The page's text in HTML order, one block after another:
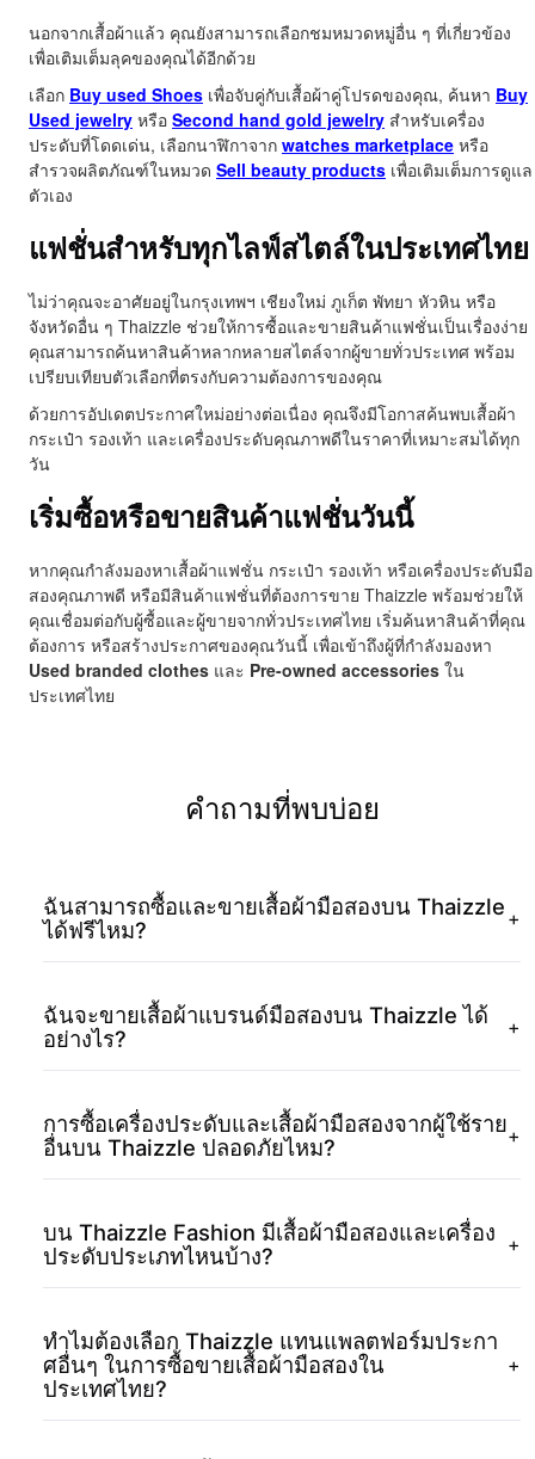
นอกจากเสื้อผ้าแล้ว คุณยังสามารถเลือกชมหมวดหมู่อื่น ๆ ที่เกี่ยวข้อง
เพื่อเติมเต็มลุคของคุณได้อีกด้วย
เลือก Buy used Shoes เพื่อจับคู่กับเสื้อผ้าคู่โปรดของคุณ, ค้นหา Buy
Used jewelry หรือ Second hand gold jewelry สำหรับเครื่อง
ประดับที่โดดเด่น, เลือกนาฬิกาจาก watches marketplace หรือ
สำรวจผลิตภัณฑ์ในหมวด Sell beauty products เพื่อเติมเต็มการดูแล
ตัวเอง
แฟชั่นสำหรับทุกไลฟ์สไตล์ในประเทศไทย
ไม่ว่าคุณจะอาศัยอยู่ในกรุงเทพฯ เชียงใหม่ ภูเก็ต พัทยา หัวหิน หรือ
จังหวัดอื่น ๆ Thaizzle ช่วยให้การซื้อและขายสินค้าแฟชั่นเป็นเรื่องง่าย
คุณสามารถค้นหาสินค้าหลากหลายสไตล์จากผู้ขายทั่วประเทศ พร้อม
เปรียบเทียบตัวเลือกที่ตรงกับความต้องการของคุณ
ด้วยการอัปเดตประกาศใหม่อย่างต่อเนื่อง คุณจึงมีโอกาสค้นพบเสื้อผ้า
กระเป๋า รองเท้า และเครื่องประดับคุณภาพดีในราคาที่เหมาะสมได้ทุก
วัน
เริ่มซื้อหรือขายสินค้าแฟชั่นวันนี้
หากคุณกำลังมองหาเสื้อผ้าแฟชั่น กระเป๋า รองเท้า หรือเครื่องประดับมือ
สองคุณภาพดี หรือมีสินค้าแฟชั่นที่ต้องการขาย Thaizzle พร้อมช่วยให้
คุณเชื่อมต่อกับผู้ซื้อและผู้ขายจากทั่วประเทศไทย เริ่มค้นหาสินค้าที่คุณ
ต้องการ หรือสร้างประกาศของคุณวันนี้ เพื่อเข้าถึงผู้ที่กำลังมองหา
Used branded clothes และ Pre-owned accessories ใน
ประเทศไทย
คำถามที่พบบ่อย
ฉันสามารถซื้อและขายเสื้อผ้ามือสองบน Thaizzle
ได้ฟรีไหม?
+
ฉันจะขายเสื้อผ้าแบรนด์มือสองบน Thaizzle ได้
อย่างไร?
+
การซื้อเครื่องประดับและเสื้อผ้ามือสองจากผู้ใช้ราย
อื่นบน Thaizzle ปลอดภัยไหม?
+
บน Thaizzle Fashion มีเสื้อผ้ามือสองและเครื่อง
ประดับประเภทไหนบ้าง?
+
ทำไมต้องเลือก Thaizzle แทนแพลตฟอร์มประกา
ศอื่นๆ ในการซื้อขายเสื้อผ้ามือสองใน
ประเทศไทย?
+